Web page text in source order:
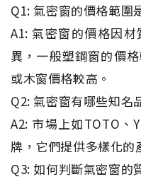
Q1: 氣密窗的價格範圍
A1: 氣密窗的價格因
異，一般塑鋼窗的價
或木窗價格較高。
Q2: 氣密窗有哪些知名
A2: 市場上如TOTO、
牌，它們提供多樣化的
Q3: 如何判斷氣密窗的